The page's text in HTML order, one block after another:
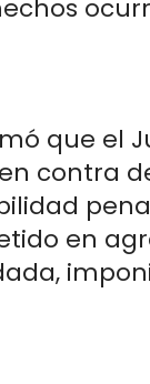
que el
contra
en